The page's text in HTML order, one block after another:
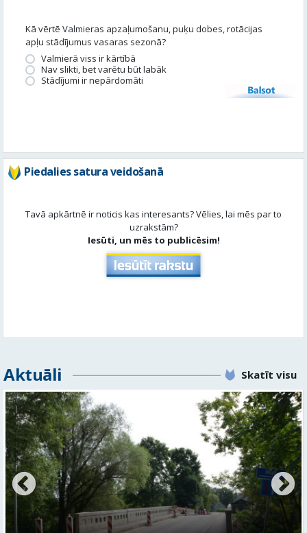
Kā vērtē Valmieras apzaļumošanu, puķu dobes, rotācijas
apļu stādījumus vasaras sezonā?
Valmierā viss ir kārtībā
Nav slikti, bet varētu būt labāk
Stādījumi ir nepārdomāti
Balsot
Piedalies satura veidošanā
Tavā apkārtnē ir noticis kas interesants? Vēlies, lai mēs par to
uzrakstām?
Iesūti, un mēs to publicēsim!
Aktuāli Skatīt visu